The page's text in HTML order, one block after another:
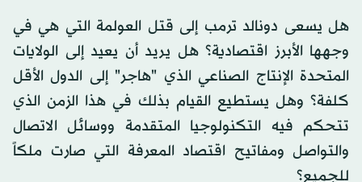
هل يسعى دونالد ترمب إلى قتل العولمة التي هي في
وجهها الأبرز اقتصادية؟ هل يريد أن يعيد إلى الولايات
المتحدة الإنتاج الصناعي الذي "هاجر" إلى الدول الأقل
كلفة؟ وهل يستطيع القيام بذلك في هذا الزمن الذي
تتحكم فيه التكنولوجيا المتقدمة ووسائل الاتصال
والتواصل ومفاتيح اقتصاد المعرفة التي صارت ملكاً
للجميع؟